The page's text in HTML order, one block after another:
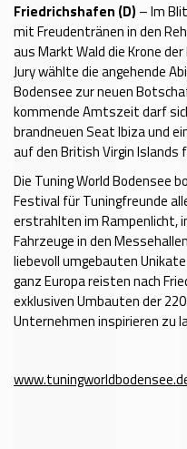
Friedrichshafen (D) – Im
mit Freudentränen in den
aus Markt Wald die Krone
Jury wählte die angehende
Bodensee zur neuen
kommende Amtszeit darf
brandneuen Seat Ibiza und
auf den British Virgin Islands
Die Tuning World Bodensee
Festival für Tuningfreunde
erstrahlten im Rampenlicht,
Fahrzeuge in den
liebevoll umgebauten
ganz Europa reisten nach
exklusiven Umbauten der
Unternehmen inspirieren zu